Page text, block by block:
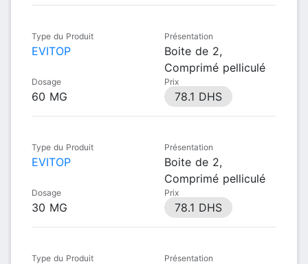
Type du Produit
EVITOP
Présentation
Boite de 2,
Comprimé pelliculé
Dosage
60 MG
Prix
78.1 DHS
Type du Produit
EVITOP
Présentation
Boite de 2,
Comprimé pelliculé
Dosage
30 MG
Prix
78.1 DHS
Type du Produit Présentation